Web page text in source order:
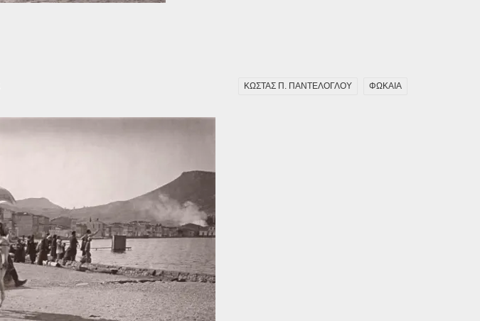
ΚΩΣΤΑΣ Π. ΠΑΝΤΕΛΟΓΛΟΥ ΦΩΚΑΙΑ